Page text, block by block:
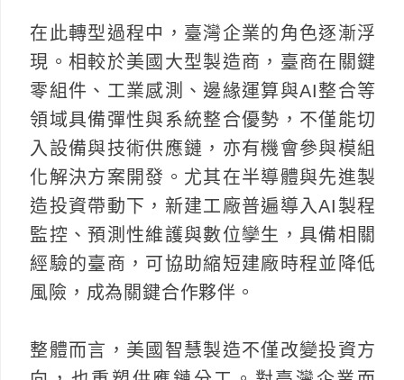
在此轉型過程中，臺灣企業的角色逐漸浮
現。相較於美國大型製造商，臺商在關鍵
零組件、工業感測、邊緣運算與AI整合等
領域具備彈性與系統整合優勢，不僅能切
入設備與技術供應鏈，亦有機會參與模組
化解決方案開發。尤其在半導體與先進製
造投資帶動下，新建工廠普遍導入AI製程
監控、預測性維護與數位孿生，具備相關
經驗的臺商，可協助縮短建廠時程並降低
風險，成為關鍵合作夥伴。
整體而言，美國智慧製造不僅改變投資方